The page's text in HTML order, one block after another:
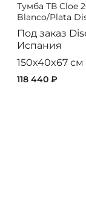
Тумба ТВ Cloe
Blanco/Plata
Под заказ
Испания
150x40x67 см
118 440 ₽